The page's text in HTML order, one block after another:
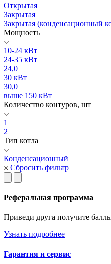
Открытая
Закрытая
Закрытая (конденсационный
Мощность
10-24 кВт
24-35 кВт
24,0
30 кВт
30,0
выше 150 кВт
Количество контуров, шт
1
2
Тип котла
Конденсационный
Сбросить фильтр
Реферальная программа
Приведи друга получите
Узнать подробнее
Гарантия и сервис